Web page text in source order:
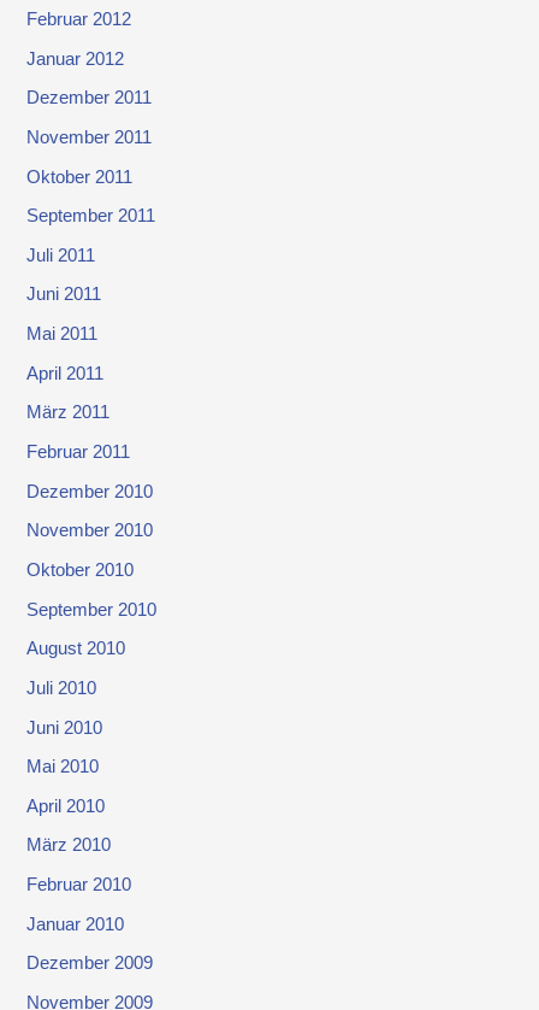
Februar 2012
Januar 2012
Dezember 2011
November 2011
Oktober 2011
September 2011
Juli 2011
Juni 2011
Mai 2011
April 2011
März 2011
Februar 2011
Dezember 2010
November 2010
Oktober 2010
September 2010
August 2010
Juli 2010
Juni 2010
Mai 2010
April 2010
März 2010
Februar 2010
Januar 2010
Dezember 2009
November 2009